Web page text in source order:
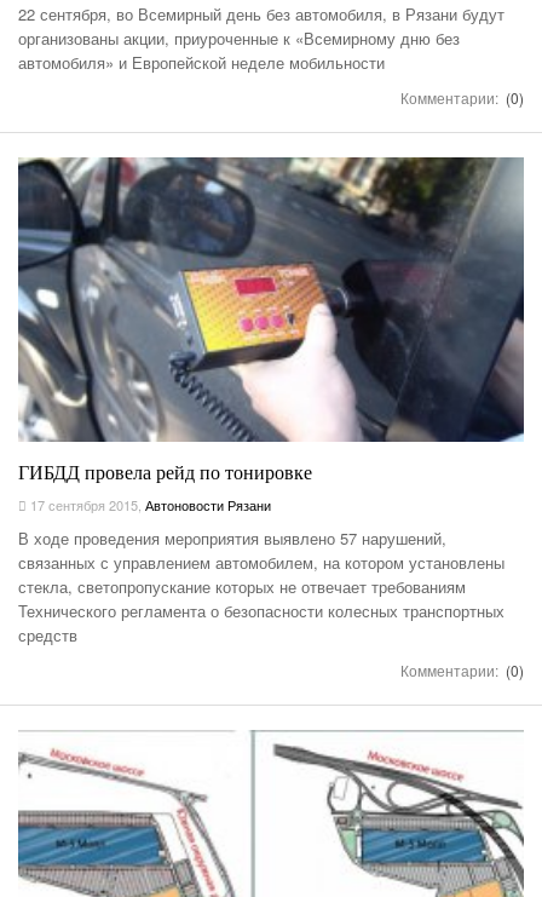
22 сентября, во Всемирный день без автомобиля, в Рязани будут
организованы акции, приуроченные к «Всемирному дню без
автомобиля» и Европейской неделе мобильности
Комментарии: (0)
ГИБДД провела рейд по тонировке
17 сентября 2015, Автоновости Рязани
В ходе проведения мероприятия выявлено 57 нарушений,
связанных с управлением автомобилем, на котором установлены
стекла, светопропускание которых не отвечает требованиям
Технического регламента о безопасности колесных транспортных
средств
Комментарии: (0)